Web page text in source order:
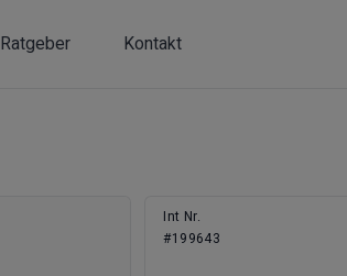
Ratgeber Kontakt
Int Nr.
#199643